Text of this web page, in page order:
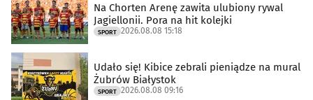
Na Chorten Arenę zawita ulubiony rywal
Jagiellonii. Pora na hit kolejki
SPORT 2026.08.08 15:18
Udało się! Kibice zebrali pieniądze na mural
Żubrów Białystok
SPORT 2026.08.08 09:16